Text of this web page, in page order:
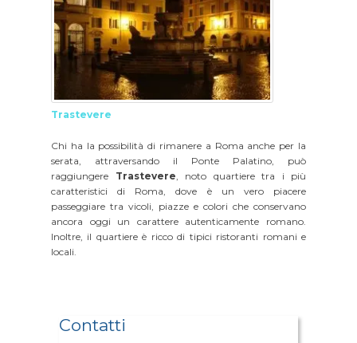
Trastevere
Chi ha la possibilità di rimanere a Roma anche per la
serata, attraversando il Ponte Palatino, può
raggiungere Trastevere, noto quartiere tra i più
caratteristici di Roma, dove è un vero piacere
passeggiare tra vicoli, piazze e colori che conservano
ancora oggi un carattere autenticamente romano.
Inoltre, il quartiere è ricco di tipici ristoranti romani e
locali.
Contatti